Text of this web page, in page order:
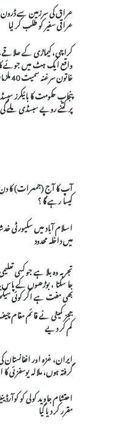
عراق کی سرزمین سے
عراقی سفیر کو طلب کر لیا
کراچی، کیماڑی کے علاقے
واقع ایک ہٹ میں جوئے کا
خاتون سرغنہ سمیت 40 ملزمان گرفتار
پنجاب حکومت کا بائیکرز
پر کتنے روپے سبسڈی ملے
آپ کا آج (جمعرات) کا
کیسا رہے گا ؟
اسلام آباد میں
میں داخلہ محدود
تجربہ وہ بلا ہے جو کسی
جا سکتا ، بوڑھوں کے پاس
بھی مفت ہے اگر کوئی
ججز کمیٹی نے قائم
کم کر دیے
ایران، غزہ اور
گرفتہ ہوں، ملالہ یوسفزئی
احتشام جاوید کولی کو
مقرر کر دیا گیا